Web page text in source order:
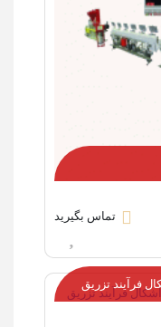
تماس بگیرید
فرآیند تزریق